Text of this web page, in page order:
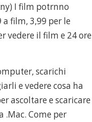
I film potrnno
film, 3,99 per le
vedere il film e 24 ore
scarichi
e vedere cosa ha
ascoltare e scaricare
.Mac. Come per